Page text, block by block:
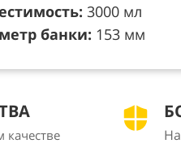
3000 мл
банки: 153 мм